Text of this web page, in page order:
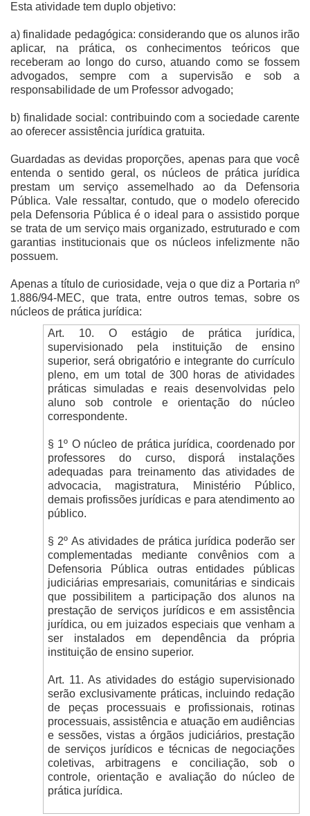
Esta atividade tem duplo objetivo:
a) finalidade pedagógica: considerando que os alunos irão
aplicar, na prática, os conhecimentos teóricos que
receberam ao longo do curso, atuando como se fossem
advogados, sempre com a supervisão e sob a
responsabilidade de um Professor advogado;
b) finalidade social: contribuindo com a sociedade carente
ao oferecer assistência jurídica gratuita.
Guardadas as devidas proporções, apenas para que você
entenda o sentido geral, os núcleos de prática jurídica
prestam um serviço assemelhado ao da Defensoria
Pública. Vale ressaltar, contudo, que o modelo oferecido
pela Defensoria Pública é o ideal para o assistido porque
se trata de um serviço mais organizado, estruturado e com
garantias institucionais que os núcleos infelizmente não
possuem.
Apenas a título de curiosidade, veja o que diz a Portaria nº
1.886/94-MEC, que trata, entre outros temas, sobre os
núcleos de prática jurídica:
Art. 10. O estágio de prática jurídica,
supervisionado pela instituição de ensino
superior, será obrigatório e integrante do currículo
pleno, em um total de 300 horas de atividades
práticas simuladas e reais desenvolvidas pelo
aluno sob controle e orientação do núcleo
correspondente.
§ 1º O núcleo de prática jurídica, coordenado por
professores do curso, disporá instalações
adequadas para treinamento das atividades de
advocacia, magistratura, Ministério Público,
demais profissões jurídicas e para atendimento ao
público.
§ 2º As atividades de prática jurídica poderão ser
complementadas mediante convênios com a
Defensoria Pública outras entidades públicas
judiciárias empresariais, comunitárias e sindicais
que possibilitem a participação dos alunos na
prestação de serviços jurídicos e em assistência
jurídica, ou em juizados especiais que venham a
ser instalados em dependência da própria
instituição de ensino superior.
Art. 11. As atividades do estágio supervisionado
serão exclusivamente práticas, incluindo redação
de peças processuais e profissionais, rotinas
processuais, assistência e atuação em audiências
e sessões, vistas a órgãos judiciários, prestação
de serviços jurídicos e técnicas de negociações
coletivas, arbitragens e conciliação, sob o
controle, orientação e avaliação do núcleo de
prática jurídica.